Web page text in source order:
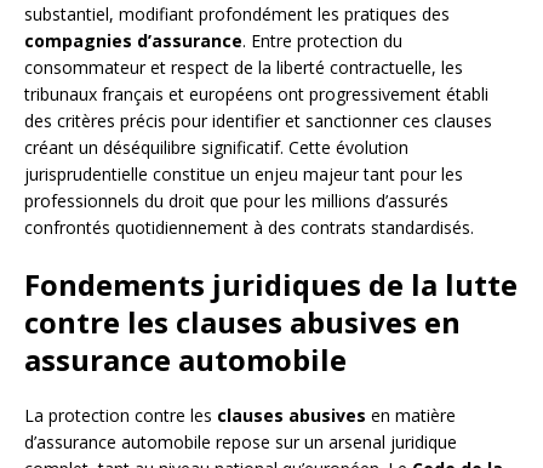
substantiel, modifiant profondément les pratiques des
compagnies d’assurance. Entre protection du
consommateur et respect de la liberté contractuelle, les
tribunaux français et européens ont progressivement établi
des critères précis pour identifier et sanctionner ces clauses
créant un déséquilibre significatif. Cette évolution
jurisprudentielle constitue un enjeu majeur tant pour les
professionnels du droit que pour les millions d’assurés
confrontés quotidiennement à des contrats standardisés.
Fondements juridiques de la lutte
contre les clauses abusives en
assurance automobile
La protection contre les clauses abusives en matière
d’assurance automobile repose sur un arsenal juridique